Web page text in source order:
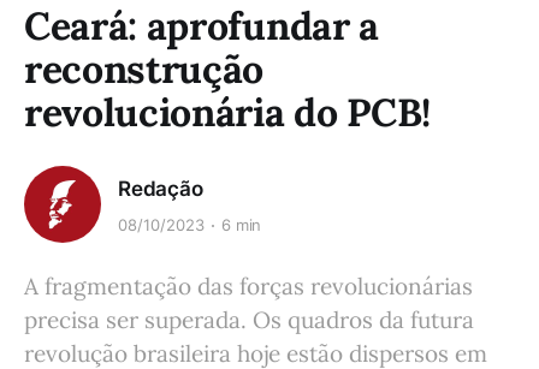
Ceará: aprofundar a
reconstrução
revolucionária do PCB!
Redação
08/10/2023 6 min
A fragmentação das forças revolucionárias
precisa ser superada. Os quadros da futura
revolução brasileira hoje estão dispersos em